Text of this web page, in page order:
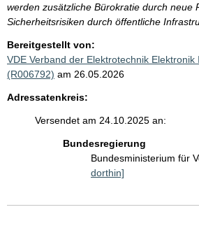
werden zusätzliche Bürokratie durch neue
Sicherheitsrisiken durch öffentliche
Bereitgestellt von:
VDE Verband der Elektrotechnik Elektronik
(R006792) am 26.05.2026
Adressatenkreis:
Versendet am 24.10.2025 an:
Bundesregierung
Bundesministerium für
dorthin]